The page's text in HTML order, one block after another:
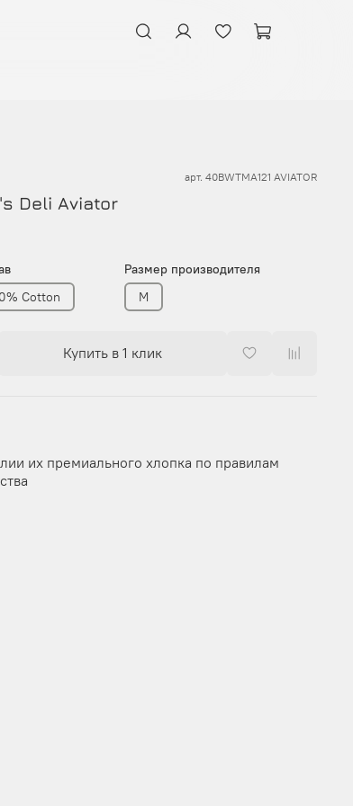
арт. 40BWTMA121 AVIATOR
Deli Aviator
Cotton
Размер производителя
M
Купить в 1 клик
их премиального хлопка по правилам